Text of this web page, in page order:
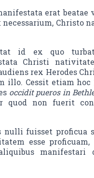
erat beatae
Christo
id ex quo
Christi
rex Herodes
illo. Cessit etiam
occidit pueros in
quod non fuerit
fuisset proficua
esse
manifestari